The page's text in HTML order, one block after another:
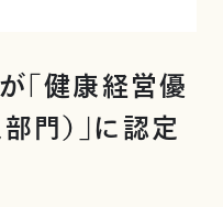
「健康経営優
門）」に認定